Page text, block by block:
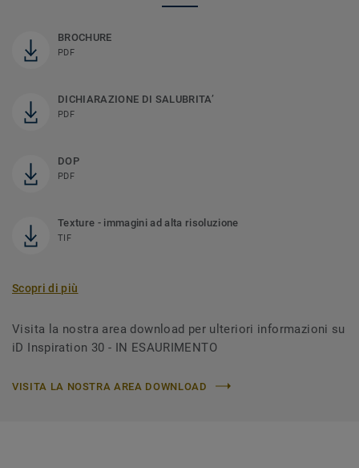
BROCHURE
PDF
DICHIARAZIONE DI SALUBRITA’
PDF
DOP
PDF
Texture - immagini ad alta risoluzione
TIF
Scopri di più
Visita la nostra area download per ulteriori informazioni su
iD Inspiration 30 - IN ESAURIMENTO
VISITA LA NOSTRA AREA DOWNLOAD